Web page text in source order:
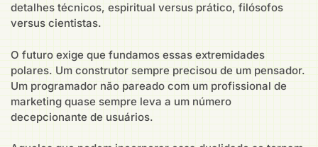
detalhes técnicos, espiritual versus prático, filósofos
versus cientistas.
O futuro exige que fundamos essas extremidades
polares. Um construtor sempre precisou de um pensador.
Um programador não pareado com um profissional de
marketing quase sempre leva a um número
decepcionante de usuários.